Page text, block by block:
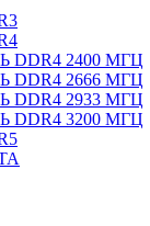
2400 МГЦ
2666 МГЦ
2933 МГЦ
3200 МГЦ